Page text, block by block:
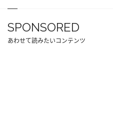
SPONSORED
あわせて読みたいコンテンツ